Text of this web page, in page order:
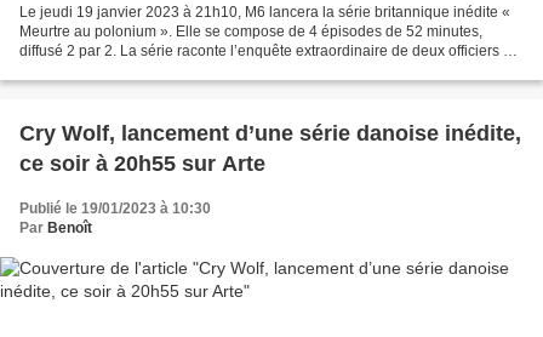
Le jeudi 19 janvier 2023 à 21h10, M6 lancera la série britannique inédite «
Meurtre au polonium ». Elle se compose de 4 épisodes de 52 minutes,
diffusé 2 par 2. La série raconte l’enquête extraordinaire de deux officiers de
Cry Wolf, lancement d’une série danoise inédite,
ce soir à 20h55 sur Arte
Publié le 19/01/2023 à 10:30
Par Benoît